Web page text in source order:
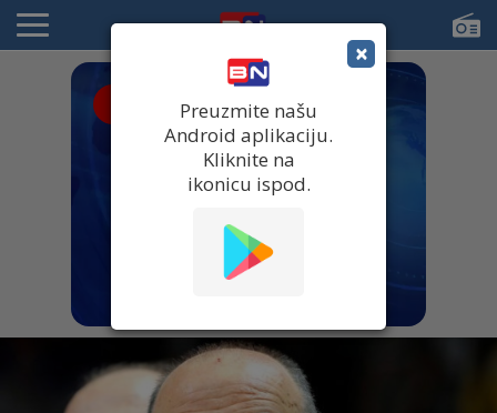
×
Preuzmite našu
Android aplikaciju.
Kliknite na
ikonicu ispod.